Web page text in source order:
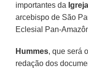
importantes da
arcebispo de São
Eclesial Pan-
Hummes, que será
redação dos